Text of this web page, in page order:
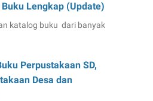
Lengkap (Update)
katalog buku dari banyak
Perpustakaan SD,
Desa dan